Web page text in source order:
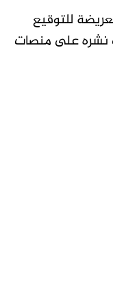
للتوقيع
نشره على منصات